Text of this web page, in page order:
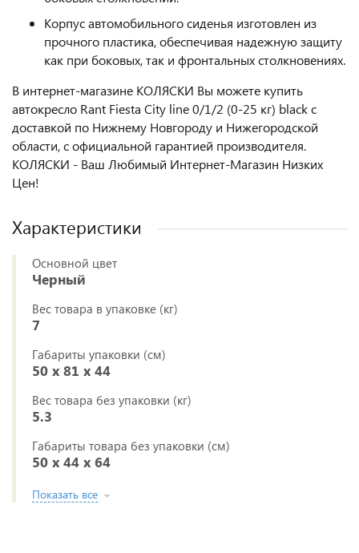
Корпус автомобильного сиденья изготовлен из
прочного пластика, обеспечивая надежную защиту
как при боковых, так и фронтальных столкновениях.
В интернет-магазине КОЛЯСКИ Вы можете купить
автокресло Rant Fiesta City line 0/1/2 (0-25 кг) black с
доставкой по Нижнему Новгороду и Нижегородской
области, с официальной гарантией производителя.
КОЛЯСКИ - Ваш Любимый Интернет-Магазин Низких
Цен!
Характеристики
Основной цвет
Черный
Вес товара в упаковке (кг)
7
Габариты упаковки (см)
50 x 81 x 44
Вес товара без упаковки (кг)
5.3
Габариты товара без упаковки (см)
50 x 44 x 64
Показать все